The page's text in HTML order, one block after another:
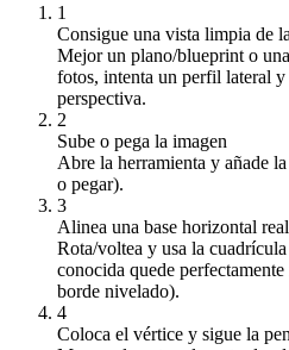
1
Consigue una vista limpia de
Mejor un plano/blueprint o
fotos, intenta un perfil lateral
perspectiva.
2
Sube o pega la imagen
Abre la herramienta y añade
o pegar).
3
Alinea una base horizontal real
Rota/voltea y usa la
conocida quede
borde nivelado).
4
Coloca el vértice y sigue la